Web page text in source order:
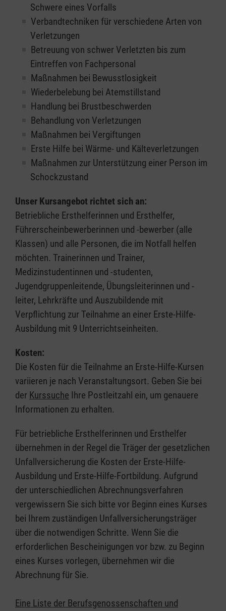
Schwere eines Vorfalls
Verbandtechniken für verschiedene Arten von
Verletzungen
Betreuung von schwer Verletzten bis zum
Eintreffen von Fachpersonal
Maßnahmen bei Bewusstlosigkeit
Wiederbelebung bei Atemstillstand
Handlung bei Brustbeschwerden
Behandlung von Verletzungen
Maßnahmen bei Vergiftungen
Erste Hilfe bei Wärme- und Kälteverletzungen
Maßnahmen zur Unterstützung einer Person im
Schockzustand
Unser Kursangebot richtet sich an:
Betriebliche Ersthelferinnen und Ersthelfer,
Führerscheinbewerberinnen und -bewerber (alle
Klassen) und alle Personen, die im Notfall helfen
möchten. Trainerinnen und Trainer,
Medizinstudentinnen und -studenten,
Jugendgruppenleitende, Übungsleiterinnen und -
leiter, Lehrkräfte und Auszubildende mit
Verpflichtung zur Teilnahme an einer Erste-Hilfe-
Ausbildung mit 9 Unterrichtseinheiten.
Kosten:
Die Kosten für die Teilnahme an Erste-Hilfe-Kursen
variieren je nach Veranstaltungsort. Geben Sie bei
der Kurssuche Ihre Postleitzahl ein, um genauere
Informationen zu erhalten.
Für betriebliche Ersthelferinnen und Ersthelfer
übernehmen in der Regel die Träger der gesetzlichen
Unfallversicherung die Kosten der Erste-Hilfe-
Ausbildung und Erste-Hilfe-Fortbildung. Aufgrund
der unterschiedlichen Abrechnungsverfahren
vergewissern Sie sich bitte vor Beginn eines Kurses
bei Ihrem zuständigen Unfallversicherungsträger
über die notwendigen Schritte. Wenn Sie die
erforderlichen Bescheinigungen vor bzw. zu Beginn
eines Kurses vorlegen, übernehmen wir die
Abrechnung für Sie.
Eine Liste der Berufsgenossenschaften und